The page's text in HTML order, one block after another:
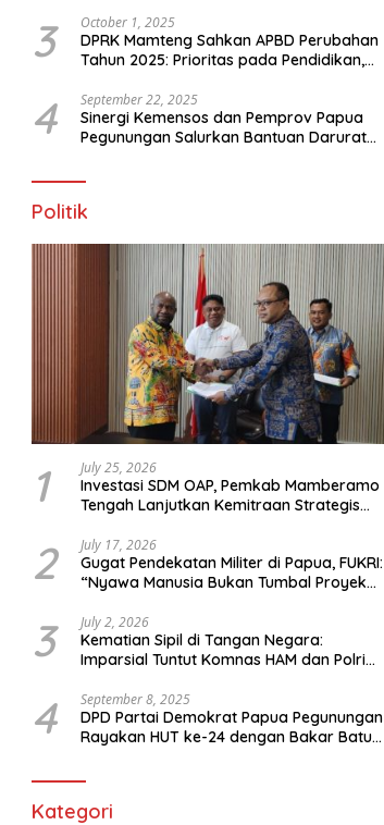
3 October 1, 2025
DPRK Mamteng Sahkan APBD Perubahan
Tahun 2025: Prioritas pada Pendidikan,
4 September 22, 2025
Sinergi Kemensos dan Pemprov Papua
Pegunungan Salurkan Bantuan Darurat
Politik
1 July 25, 2026
Investasi SDM OAP, Pemkab Mamberamo
Tengah Lanjutkan Kemitraan Strategis
2 July 17, 2026
Gugat Pendekatan Militer di Papua, FUKRI:
“Nyawa Manusia Bukan Tumbal Proyek
3 July 2, 2026
Kematian Sipil di Tangan Negara:
Imparsial Tuntut Komnas HAM dan Polri
4 September 8, 2025
DPD Partai Demokrat Papua Pegunungan
Rayakan HUT ke-24 dengan Bakar Batu
Kategori